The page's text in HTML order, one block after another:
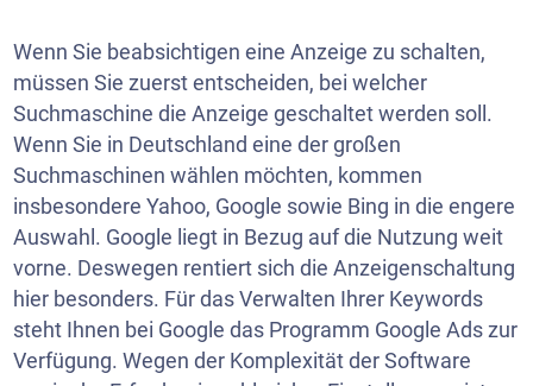
Wenn Sie beabsichtigen eine Anzeige zu schalten,
müssen Sie zuerst entscheiden, bei welcher
Suchmaschine die Anzeige geschaltet werden soll.
Wenn Sie in Deutschland eine der großen
Suchmaschinen wählen möchten, kommen
insbesondere Yahoo, Google sowie Bing in die engere
Auswahl. Google liegt in Bezug auf die Nutzung weit
vorne. Deswegen rentiert sich die Anzeigenschaltung
hier besonders. Für das Verwalten Ihrer Keywords
steht Ihnen bei Google das Programm Google Ads zur
Verfügung. Wegen der Komplexität der Software